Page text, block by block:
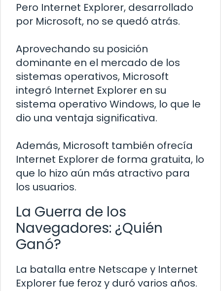
Pero Internet Explorer, desarrollado
por Microsoft, no se quedó atrás.
Aprovechando su posición
dominante en el mercado de los
sistemas operativos, Microsoft
integró Internet Explorer en su
sistema operativo Windows, lo que le
dio una ventaja significativa.
Además, Microsoft también ofrecía
Internet Explorer de forma gratuita, lo
que lo hizo aún más atractivo para
los usuarios.
La Guerra de los
Navegadores: ¿Quién
Ganó?
La batalla entre Netscape y Internet
Explorer fue feroz y duró varios años.